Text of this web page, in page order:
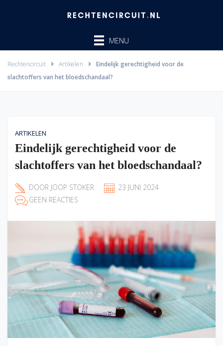
MENU
Rechtencircuit Artikelen
Eindelijk gerechtigheid voor de
slachtoffers van het bloedschandaal?
ARTIKELEN
Eindelijk gerechtigheid voor de
slachtoffers van het bloedschandaal?
DOOR JOOP STOKER
23 JUNI 2024
GEEN REACTIES